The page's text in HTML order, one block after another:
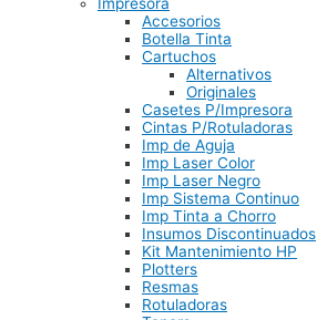
Accesorios
Botella Tinta
Cartuchos
Alternativos
Originales
Casetes P/Impresora
Cintas P/Rotuladoras
Imp de Aguja
Imp Laser Color
Imp Laser Negro
Imp Sistema Continuo
Imp Tinta a Chorro
Insumos Discontinuados
Kit Mantenimiento HP
Plotters
Resmas
Rotuladoras